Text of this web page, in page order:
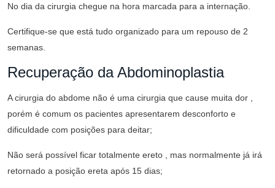
No dia da cirurgia chegue na hora marcada para a internação.
Certifique-se que está tudo organizado para um repouso de 2
semanas.
Recuperação da Abdominoplastia
A cirurgia do abdome não é uma cirurgia que cause muita dor ,
porém é comum os pacientes apresentarem desconforto e
dificuldade com posições para deitar;
Não será possível ficar totalmente ereto , mas normalmente já irá
retornado a posição ereta após 15 dias;